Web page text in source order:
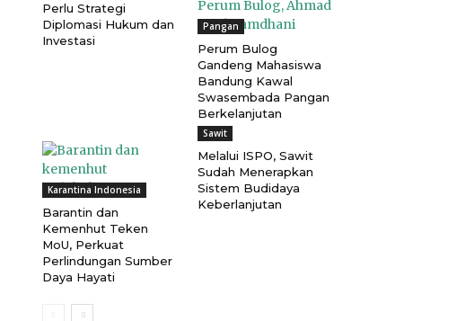
Perlu Strategi
Diplomasi Hukum dan
Investasi
Pangan
Perum Bulog
Gandeng Mahasiswa
Bandung Kawal
Swasembada Pangan
Berkelanjutan
Karantina Indonesia
Barantin dan
Kemenhut Teken
MoU, Perkuat
Perlindungan Sumber
Daya Hayati
Sawit
Melalui ISPO, Sawit
Sudah Menerapkan
Sistem Budidaya
Keberlanjutan